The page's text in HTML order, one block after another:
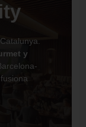
Catalunya.
y